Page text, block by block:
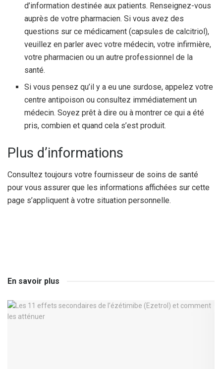
d’information destinée aux patients. Renseignez-vous
auprès de votre pharmacien. Si vous avez des
questions sur ce médicament (capsules de calcitriol),
veuillez en parler avec votre médecin, votre infirmière,
votre pharmacien ou un autre professionnel de la
santé.
Si vous pensez qu’il y a eu une surdose, appelez votre
centre antipoison ou consultez immédiatement un
médecin. Soyez prêt à dire ou à montrer ce qui a été
pris, combien et quand cela s’est produit.
Plus d’informations
Consultez toujours votre fournisseur de soins de santé
pour vous assurer que les informations affichées sur cette
page s’appliquent à votre situation personnelle.
En savoir plus